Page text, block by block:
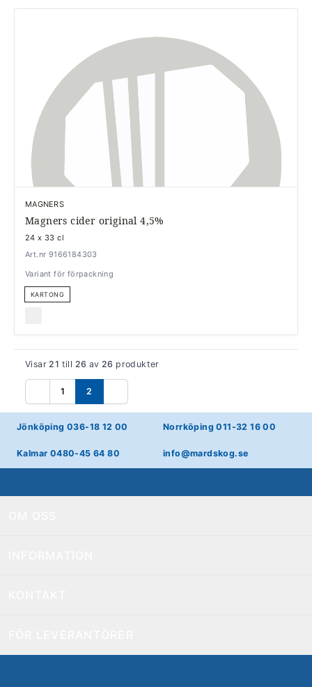
MAGNERS
Magners cider original 4,5%
24 x 33 cl
Art.nr 9166184303
Variant för förpackning
KARTONG
Visar21 till 26 av26 produkter
Föregående
1 2
Nästa
Jönköping 036-18 12 00 Norrköping 011-32 16 00
Kalmar 0480-45 64 80 info@mardskog.se